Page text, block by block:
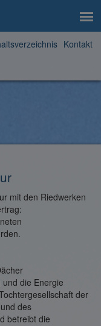
Kontakt
mit den Riedwerken
die Energie
der
des
betreibt die